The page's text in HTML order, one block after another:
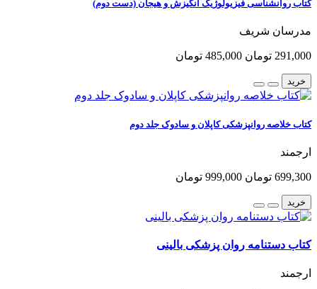
کتاب روانشناسی فیزیولوژیک انگیزش و هیجان (دست دوم)
مدرسان شریف
291,000 تومان 485,000 تومان
خرید
کتاب خلاصه روانپزشکی کاپلان و سادوک جلد دوم
ارجمند
699,300 تومان 999,000 تومان
خرید
کتاب دستنامه روان پزشکی بالینی
ارجمند